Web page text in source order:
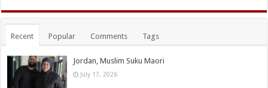
Recent Popular Comments Tags
Jordan, Muslim Suku Maori
July 17, 2026